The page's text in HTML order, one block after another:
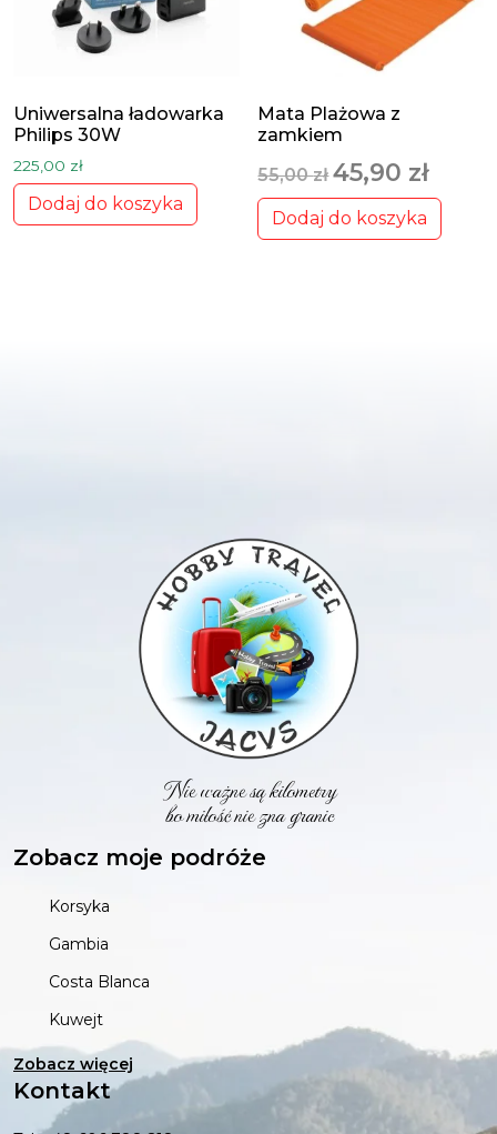
Uniwersalna ładowarka
Philips 30W
225,00 zł
Dodaj do koszyka
Mata Plażowa z
zamkiem
55,00zł Pierwotna cena
45,90 zł
Dodaj do koszyka
Nie ważne są kilometry
bo miłość nie zna granic
Zobacz moje podróże
Korsyka
Gambia
Costa Blanca
Kuwejt
Zobacz więcej
Kontakt